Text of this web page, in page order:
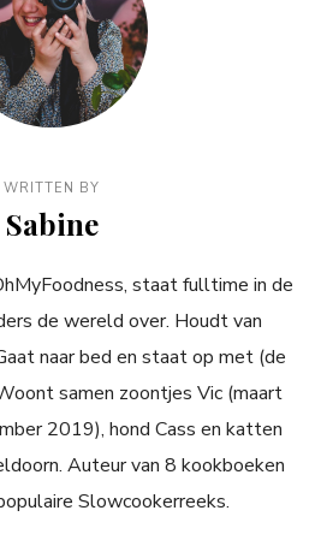
WRITTEN BY
Sabine
staat fulltime in de
de wereld over. Houdt van
naar bed en staat op met (de
samen zoontjes Vic (maart
2019), hond Cass en katten
Auteur van 8 kookboeken
Slowcookerreeks.